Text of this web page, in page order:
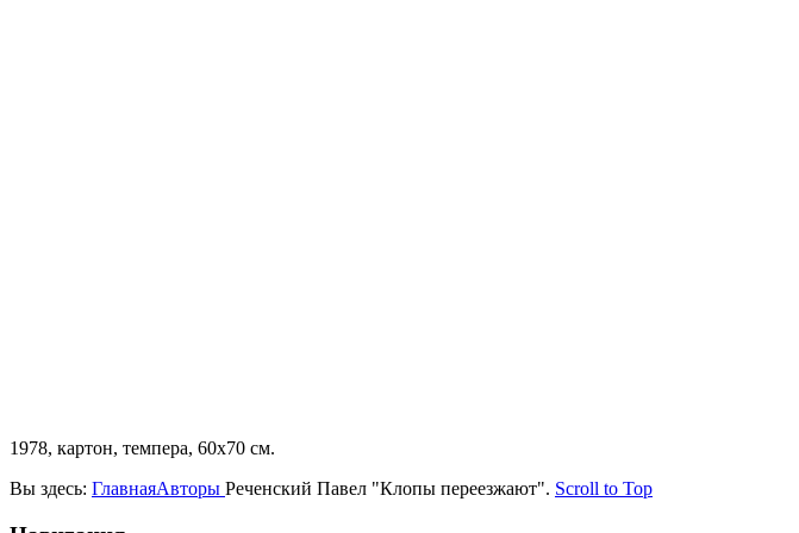
1978, картон, темпера, 60х70 см.
Вы здесь: ГлавнаяАвторы Реченский Павел "Клопы переезжают". Scroll to Top